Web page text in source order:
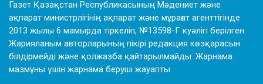
Газет Қазақстан Республикасының Мәдениет және
ақпарат министрлігінің ақпарат және мұрағат агенттігінде
2013 жылы 6 мамырда тіркеліп, №13598-Г куәлігі берілген.
Жарияланым авторларының пікірі редакция көзқарасын
білдірмейді және қолжазба қайтарылмайды. Жарнама
мазмұны үшін жарнама беруші жауапты.